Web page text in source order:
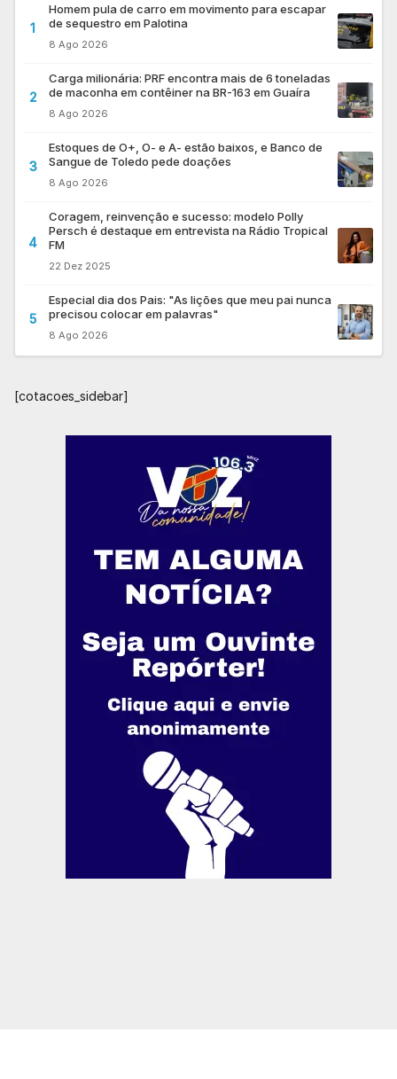
1
Homem pula de carro em movimento para escapar
de sequestro em Palotina
8 Ago 2026
2
Carga milionária: PRF encontra mais de 6 toneladas
de maconha em contêiner na BR-163 em Guaíra
8 Ago 2026
3
Estoques de O+, O- e A- estão baixos, e Banco de
Sangue de Toledo pede doações
8 Ago 2026
4
Coragem, reinvenção e sucesso: modelo Polly
Persch é destaque em entrevista na Rádio Tropical
FM
22 Dez 2025
5
Especial dia dos Pais: "As lições que meu pai nunca
precisou colocar em palavras"
8 Ago 2026
[cotacoes_sidebar]